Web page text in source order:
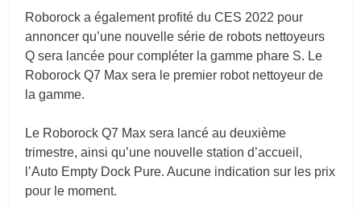
Roborock a également profité du CES 2022 pour
annoncer qu’une nouvelle série de robots nettoyeurs
Q sera lancée pour compléter la gamme phare S. Le
Roborock Q7 Max sera le premier robot nettoyeur de
la gamme.
Le Roborock Q7 Max sera lancé au deuxième
trimestre, ainsi qu’une nouvelle station d’accueil,
l’Auto Empty Dock Pure. Aucune indication sur les prix
pour le moment.